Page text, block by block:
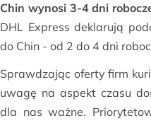
Chin wynosi 3-4 dni
DHL Express deklarują
do Chin - od 2 do 4 dni
Sprawdzając oferty firm
uwagę na aspekt czasu
dla nas ważne.